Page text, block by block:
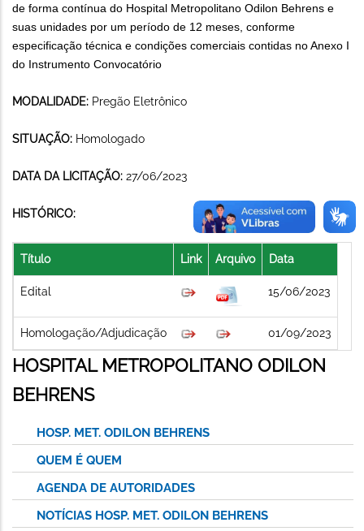
de forma contínua do Hospital Metropolitano Odilon Behrens e
suas unidades por um período de 12 meses, conforme
especificação técnica e condições comerciais contidas no Anexo I
do Instrumento Convocatório
MODALIDADE: Pregão Eletrônico
SITUAÇÃO: Homologado
DATA DA LICITAÇÃO: 27/06/2023
HISTÓRICO:
Título Link Arquivo Data
Edital 15/06/2023
Homologação/Adjudicação 01/09/2023
HOSPITAL METROPOLITANO ODILON
BEHRENS
HOSP. MET. ODILON BEHRENS
QUEM É QUEM
AGENDA DE AUTORIDADES
NOTÍCIAS HOSP. MET. ODILON BEHRENS